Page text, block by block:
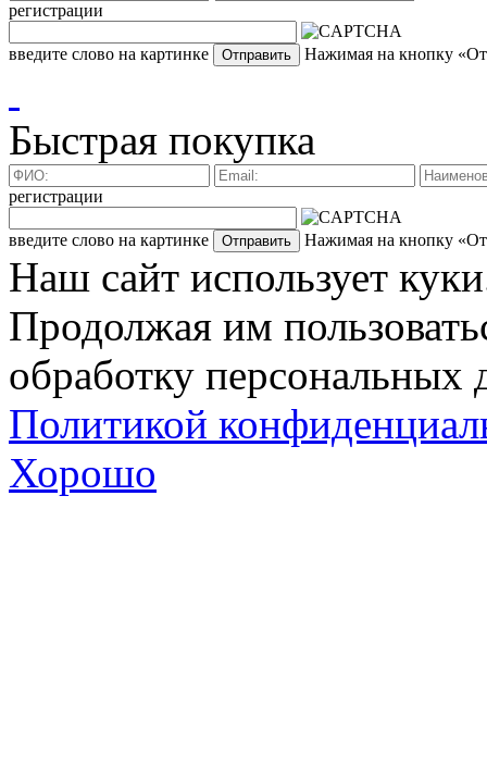
регистрации
введите слово на картинке Нажимая на кнопку
Быстрая покупка
регистрации
введите слово на картинке Нажимая на кнопку
Наш сайт использует
Продолжая им
обработку персональных
Политикой
Хорошо